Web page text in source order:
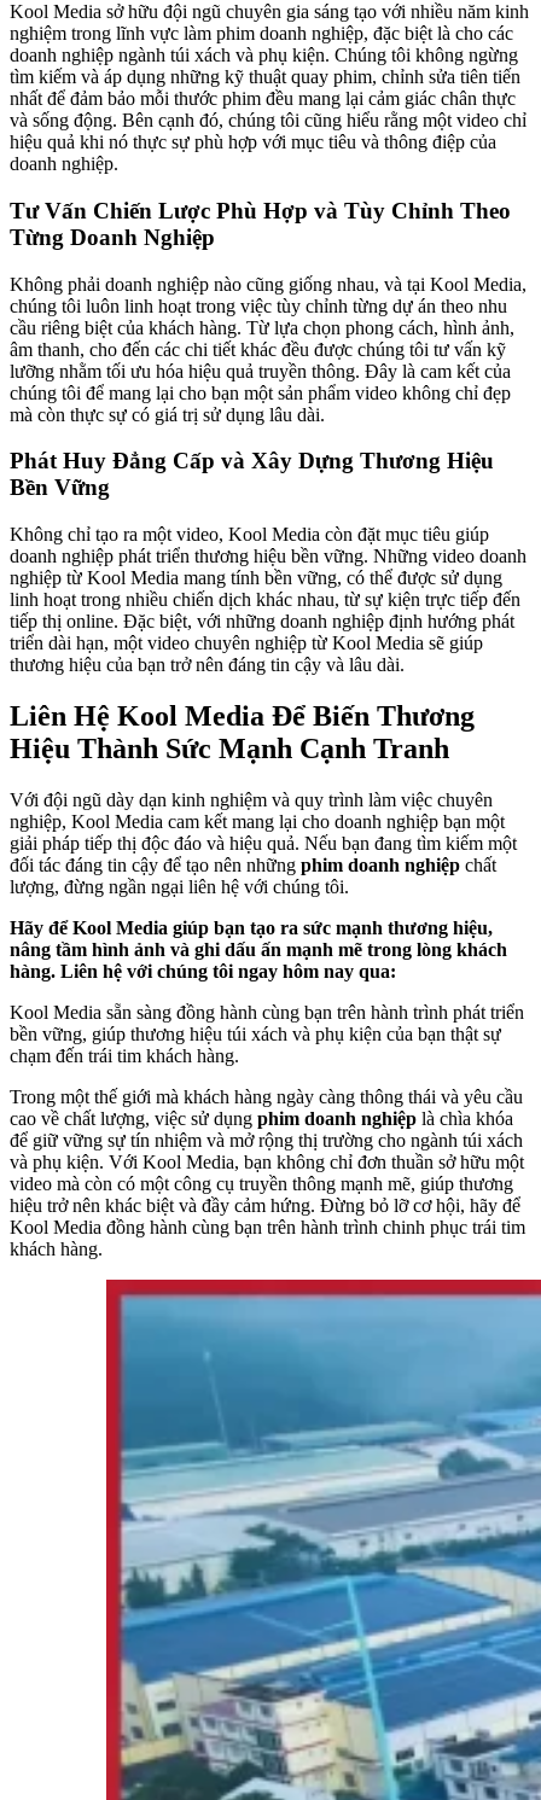
Kool Media sở hữu đội ngũ chuyên gia sáng tạo với nhiều năm kinh
nghiệm trong lĩnh vực làm phim doanh nghiệp, đặc biệt là cho các
doanh nghiệp ngành túi xách và phụ kiện. Chúng tôi không ngừng
tìm kiếm và áp dụng những kỹ thuật quay phim, chỉnh sửa tiên tiến
nhất để đảm bảo mỗi thước phim đều mang lại cảm giác chân thực
và sống động. Bên cạnh đó, chúng tôi cũng hiểu rằng một video chỉ
hiệu quả khi nó thực sự phù hợp với mục tiêu và thông điệp của
doanh nghiệp.
Tư Vấn Chiến Lược Phù Hợp và Tùy Chỉnh Theo
Từng Doanh Nghiệp
Không phải doanh nghiệp nào cũng giống nhau, và tại Kool Media,
chúng tôi luôn linh hoạt trong việc tùy chỉnh từng dự án theo nhu
cầu riêng biệt của khách hàng. Từ lựa chọn phong cách, hình ảnh,
âm thanh, cho đến các chi tiết khác đều được chúng tôi tư vấn kỹ
lưỡng nhằm tối ưu hóa hiệu quả truyền thông. Đây là cam kết của
chúng tôi để mang lại cho bạn một sản phẩm video không chỉ đẹp
mà còn thực sự có giá trị sử dụng lâu dài.
Phát Huy Đẳng Cấp và Xây Dựng Thương Hiệu
Bền Vững
Không chỉ tạo ra một video, Kool Media còn đặt mục tiêu giúp
doanh nghiệp phát triển thương hiệu bền vững. Những video doanh
nghiệp từ Kool Media mang tính bền vững, có thể được sử dụng
linh hoạt trong nhiều chiến dịch khác nhau, từ sự kiện trực tiếp đến
tiếp thị online. Đặc biệt, với những doanh nghiệp định hướng phát
triển dài hạn, một video chuyên nghiệp từ Kool Media sẽ giúp
thương hiệu của bạn trở nên đáng tin cậy và lâu dài.
Liên Hệ Kool Media Để Biến Thương
Hiệu Thành Sức Mạnh Cạnh Tranh
Với đội ngũ dày dạn kinh nghiệm và quy trình làm việc chuyên
nghiệp, Kool Media cam kết mang lại cho doanh nghiệp bạn một
giải pháp tiếp thị độc đáo và hiệu quả. Nếu bạn đang tìm kiếm một
đối tác đáng tin cậy để tạo nên những phim doanh nghiệp chất
lượng, đừng ngần ngại liên hệ với chúng tôi.
Hãy để Kool Media giúp bạn tạo ra sức mạnh thương hiệu,
nâng tầm hình ảnh và ghi dấu ấn mạnh mẽ trong lòng khách
hàng. Liên hệ với chúng tôi ngay hôm nay qua:
Kool Media sẵn sàng đồng hành cùng bạn trên hành trình phát triển
bền vững, giúp thương hiệu túi xách và phụ kiện của bạn thật sự
chạm đến trái tim khách hàng.
Trong một thế giới mà khách hàng ngày càng thông thái và yêu cầu
cao về chất lượng, việc sử dụng phim doanh nghiệp là chìa khóa
để giữ vững sự tín nhiệm và mở rộng thị trường cho ngành túi xách
và phụ kiện. Với Kool Media, bạn không chỉ đơn thuần sở hữu một
video mà còn có một công cụ truyền thông mạnh mẽ, giúp thương
hiệu trở nên khác biệt và đầy cảm hứng. Đừng bỏ lỡ cơ hội, hãy để
Kool Media đồng hành cùng bạn trên hành trình chinh phục trái tim
khách hàng.